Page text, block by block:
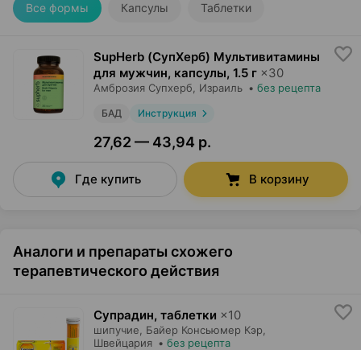
Все формы Капсулы Таблетки
SupHerb (СупХерб) Мультивитамины
для мужчин, капсулы, 1.5 г ×30
Амброзия Супхерб , Израиль • без рецепта
БАД Инструкция
27,62 — 43,94 р.
Где купить В корзину
Аналоги и препараты схожего
терапевтического действия
Супрадин, таблетки ×10
шипучие, Байер Консьюмер Кэр
Швейцария • без рецепта